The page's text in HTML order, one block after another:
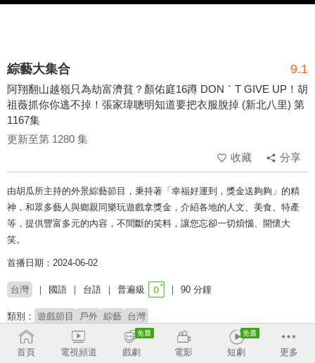
綜藝大集合 9.1
阿翔翻山越嶺只為劫富濟貧？顏佑庭16蹲 DON｀T GIVE UP！胡
祖薇抓你你逃不掉！張家瑋聰明知道要把衣服脫掉 (新北八里) 第
1167集
更新至第 1280 集
收藏
分享
由胡瓜所主持的外景綜藝節目，秉持著「幸福好運到，獎金送夠夠」的精
神，和眾多藝人與鄉親同樂玩遊戲拿獎金，介紹各地的人文、美食、特產
等，提供豐富多元的內容，不間斷的笑料，讓您忘卻一切煩惱、開懷大
笑。
首播日期：2024-06-02
台灣 國語 台語 普遍級 90 分鐘
類別： 遊戲節目 戶外 綜藝 台灣
來賓： 許得瑋 肯納 陳柏森 胡祖薇 宜芳 笑笑
首頁 電視頻道 戲劇 電影 短劇 更多